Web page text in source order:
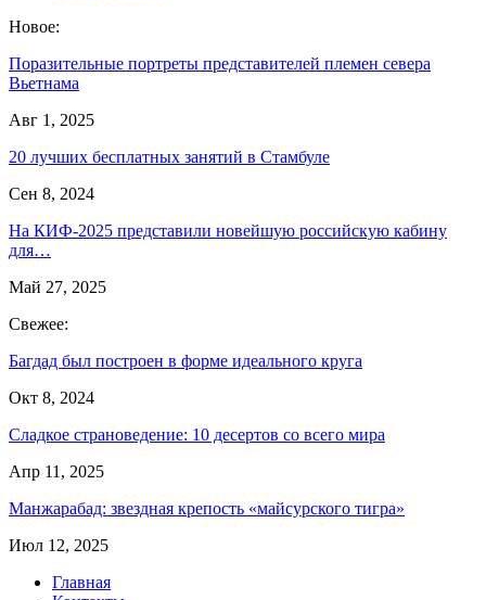
Новое:
Поразительные портреты представителей племен севера
Вьетнама
Авг 1, 2025
20 лучших бесплатных занятий в Стамбуле
Сен 8, 2024
На КИФ-2025 представили новейшую российскую кабину
для…
Май 27, 2025
Свежее:
Багдад был построен в форме идеального круга
Окт 8, 2024
Сладкое страноведение: 10 десертов со всего мира
Апр 11, 2025
Манжарабад: звездная крепость «майсурского тигра»
Июл 12, 2025
Главная